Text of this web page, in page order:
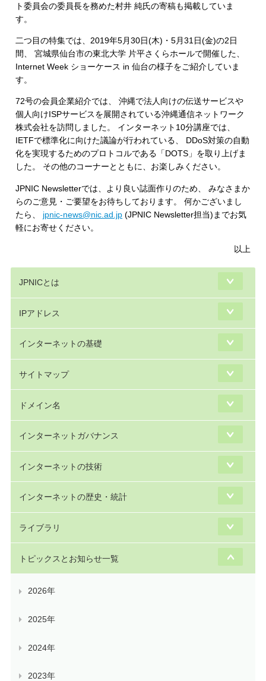
ト委員会の委員長を務めた村井 純氏の寄稿も掲載していま
す。
二つ目の特集では、2019年5月30日(木)・5月31日(金)の2日
間、 宮城県仙台市の東北大学 片平さくらホールで開催した、
Internet Week ショーケース in 仙台の様子をご紹介していま
す。
72号の会員企業紹介では、 沖縄で法人向けの伝送サービスや
個人向けISPサービスを展開されている沖縄通信ネットワーク
株式会社を訪問しました。 インターネット10分講座では、
IETFで標準化に向けた議論が行われている、 DDoS対策の自動
化を実現するためのプロトコルである「DOTS」を取り上げま
した。 その他のコーナーとともに、お楽しみください。
JPNIC Newsletterでは、より良い誌面作りのため、 みなさまか
らのご意見・ご要望をお待ちしております。 何かございまし
たら、 jpnic-news@nic.ad.jp (JPNIC Newsletter担当)までお気
軽にお寄せください。
以上
JPNICとは
IPアドレス
インターネットの基礎
サイトマップ
ドメイン名
インターネットガバナンス
インターネットの技術
インターネットの歴史・統計
ライブラリ
トピックスとお知らせ一覧
2026年
2025年
2024年
2023年